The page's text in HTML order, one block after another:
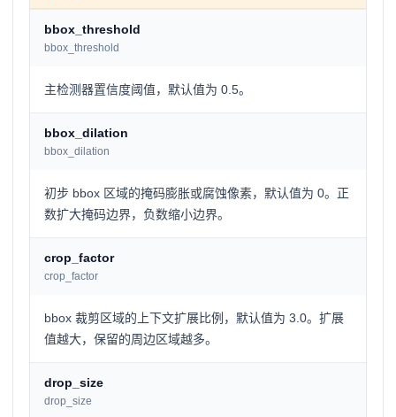
bbox_threshold
bbox_threshold
主检测器置信度阈值，默认值为 0.5。
bbox_dilation
bbox_dilation
初步 bbox 区域的掩码膨胀或腐蚀像素，默认值为 0。正
数扩大掩码边界，负数缩小边界。
crop_factor
crop_factor
bbox 裁剪区域的上下文扩展比例，默认值为 3.0。扩展
值越大，保留的周边区域越多。
drop_size
drop_size